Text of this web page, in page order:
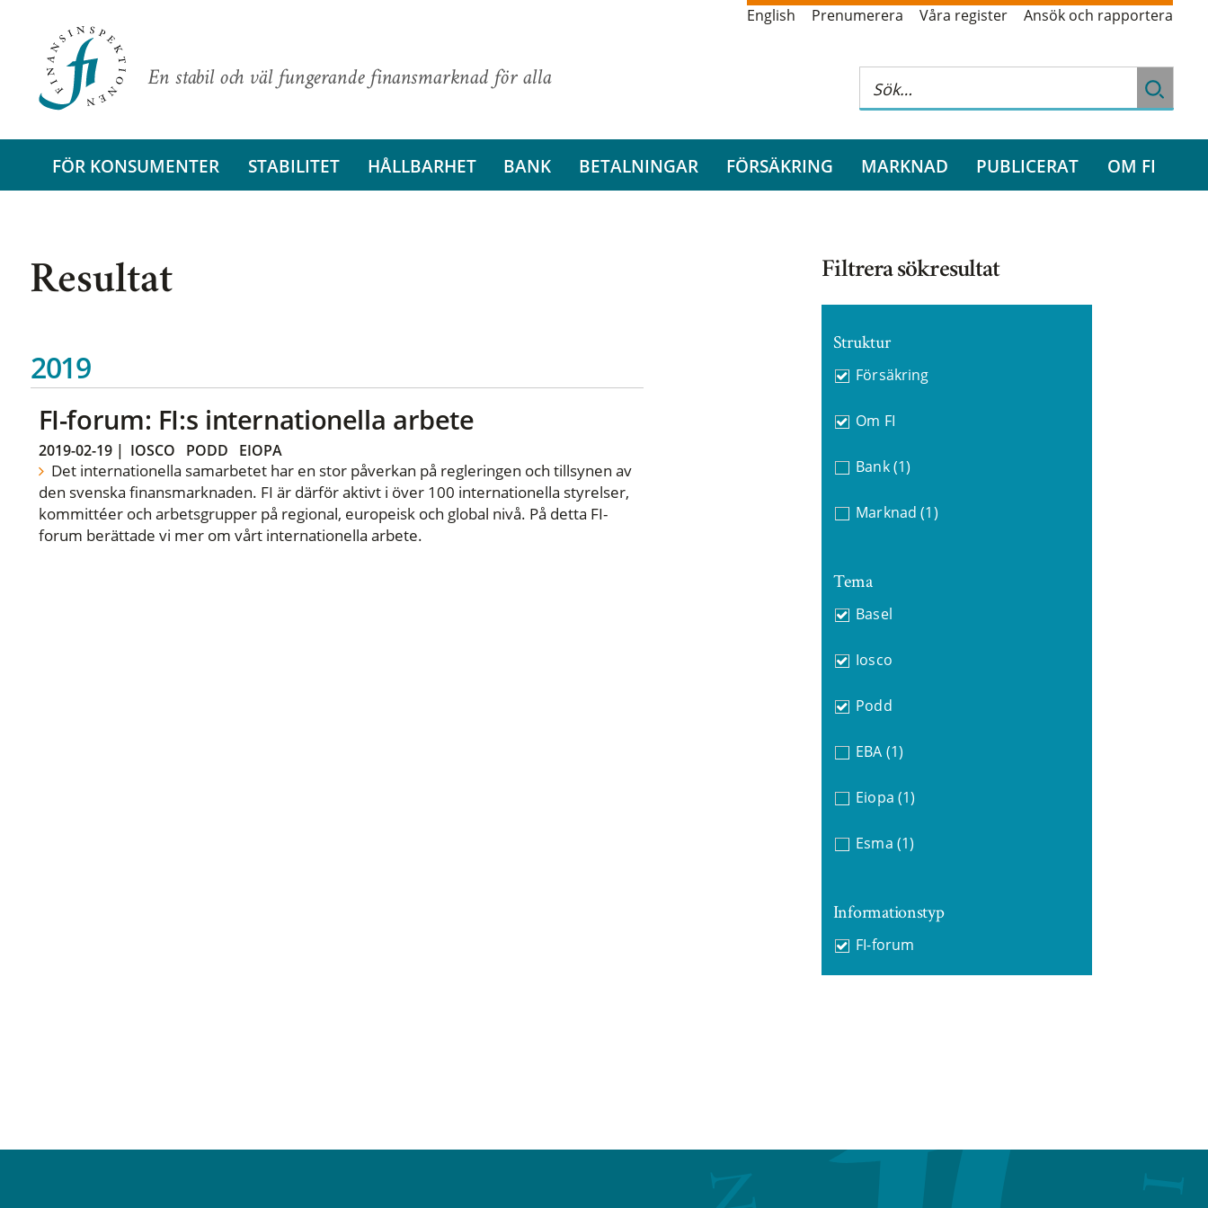
En stabil och väl fungerande finansmarknad för alla
English Prenumerera Våra register Ansök och rapportera
FÖR KONSUMENTER STABILITET HÅLLBARHET BANK BETALNINGAR FÖRSÄKRING MARKNAD PUBLICERAT OM FI
Resultat
2019
FI-forum: FI:s internationella arbete
2019-02-19| IOSCO PODD EIOPA
Det internationella samarbetet har en stor påverkan på regleringen och tillsynen av
den svenska finansmarknaden. FI är därför aktivt i över 100 internationella styrelser,
kommittéer och arbetsgrupper på regional, europeisk och global nivå. På detta FI-
forum berättade vi mer om vårt internationella arbete.
Filtrera sökresultat
Struktur
Försäkring
Om FI
Bank (1)
Marknad (1)
Tema
Basel
Iosco
Podd
EBA (1)
Eiopa (1)
Esma (1)
Informationstyp
FI-forum